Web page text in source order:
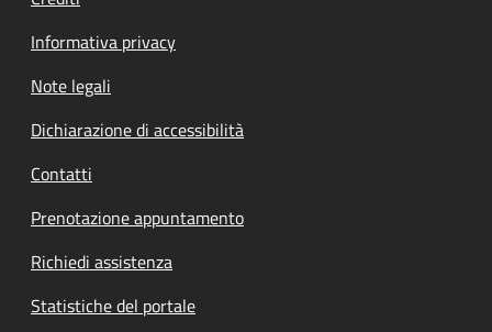
Informativa privacy
Note legali
Dichiarazione di accessibilità
Contatti
Prenotazione appuntamento
Richiedi assistenza
Statistiche del portale